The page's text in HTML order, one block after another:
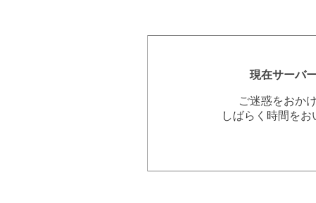
現在サーバ
ご迷惑をおか
しばらく時間を